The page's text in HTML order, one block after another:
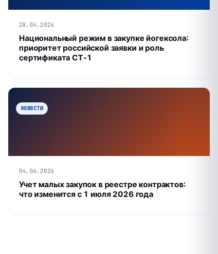
28.04.2026
Национальный режим в закупке йогексола:
приоритет российской заявки и роль
сертификата СТ‑1
НОВОСТИ
04.06.2026
Учет малых закупок в реестре контрактов:
что изменится с 1 июля 2026 года